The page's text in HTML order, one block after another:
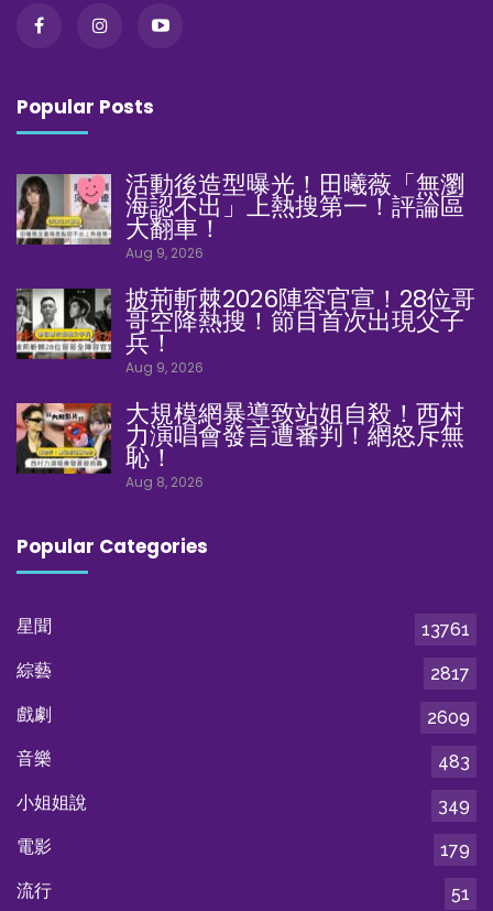
Popular Posts
活動後造型曝光！田曦薇「無瀏
海認不出」上熱搜第一！評論區
大翻車！
Aug 9, 2026
披荊斬棘2026陣容官宣！28位哥
哥空降熱搜！節目首次出現父子
兵！
Aug 9, 2026
大規模網暴導致站姐自殺！西村
力演唱會發言遭審判！網怒斥無
恥！
Aug 8, 2026
Popular Categories
星聞
13761
綜藝
2817
戲劇
2609
音樂
483
小姐姐說
349
電影
179
流行
51